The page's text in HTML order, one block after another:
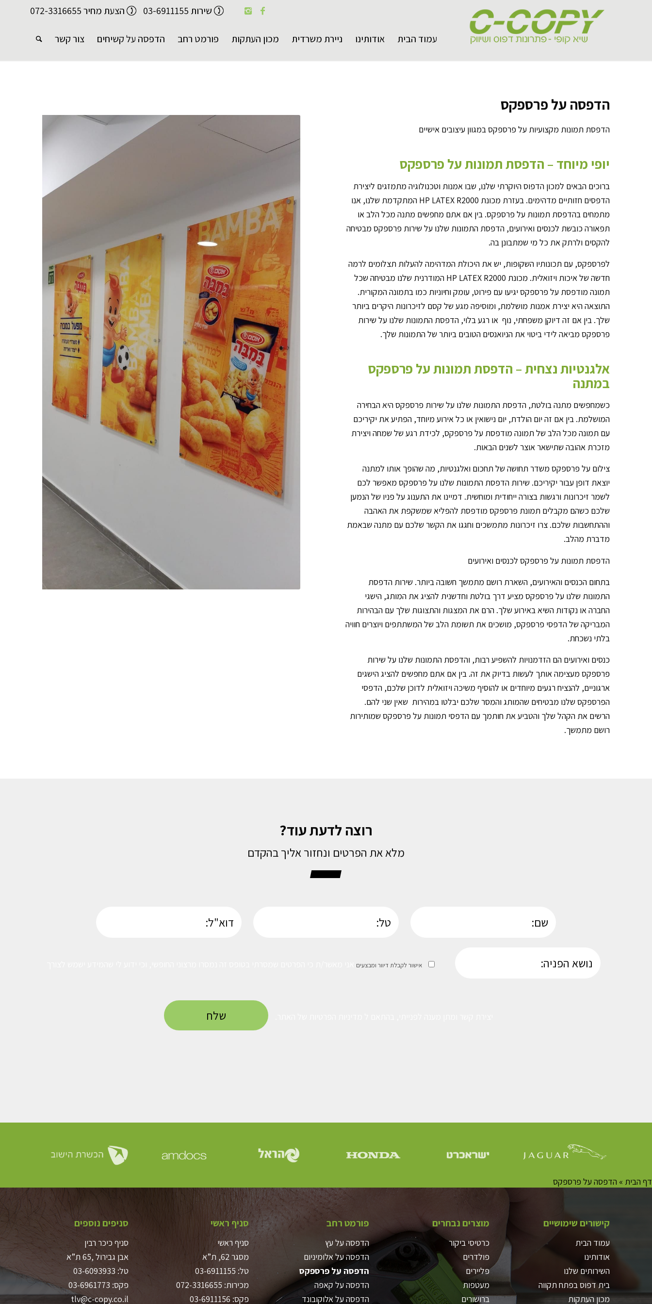
שירות 03-6911155 הצעת מחיר 072-3316655
עמוד הבית אודותינו ניירת משרדית מכון העתקות פורמט רחב הדפסה על קשיחים צור קשר
הדפסה על פרספקס
הדפסת תמונות מקצועיות על פרספקס במגוון עיצובים אישיים
יופי מיוחד – הדפסת תמונות על פרספקס
ברוכים הבאים למכון הדפוס היוקרתי שלנו, שבו אמנות וטכנולוגיה מתמזגים ליצירת
הדפסים חזותיים מדהימים. בעזרת מכונת HP LATEX R2000 המתקדמת שלנו, אנו
מתמחים בהדפסת תמונות על פרספקס. בין אם אתם מחפשים מתנה מכל הלב או
תפאורה כובשת לכנסים ואירועים, הדפסת התמונות שלנו על שירות פרספקס מבטיחה
להקסים ולרתק את כל מי שמתבונן בה.
לפרספקס, עם תכונותיו השקופות, יש את היכולת המדהימה להעלות תצלומים לרמה
חדשה של איכות ויזואלית. מכונת HP LATEX R2000 המודרנית שלנו מבטיחה שכל
תמונה מודפסת על פרספקס יגיעו עם פירוט, עומק וחיוניות כמו בתמונה המקורית.
התוצאה היא יצירת אמנות מושלמת, ומוסיפה מגע של קסם לזיכרונות היקרים ביותר
שלך. בין אם זה דיוקן משפחתי, נוף או רגע בלוי, הדפסת התמונות שלנו על שירות
פרספקס מביאה לידי ביטוי את הניואנסים הטובים ביותר של התמונות שלך.
אלגנטיות נצחית – הדפסת תמונות על פרספקס
במתנה
כשמחפשים מתנה בולטת, הדפסת התמונות שלנו על שירות פרספקס היא הבחירה
המושלמת. בין אם זה יום הולדת, יום נישואין או כל אירוע מיוחד, הפתיע את יקיריכם
עם תמונה מכל הלב של תמונה מודפסת על פרספקס, לכידת רגע של שמחה ויצירת
מזכרת אהובה שתישאר אוצר לשנים הבאות.
צילום על פרספקס משדר תחושה של תחכום ואלגנטיות, מה שהופך אותו למתנה
יוצאת דופן עבור יקיריכם. שירות הדפסת התמונות שלנו על פרספקס מאפשר לכם
לשמר זיכרונות ורגשות בצורה ייחודית ומוחשית. דמיינו את התענוג על פניו של הנמען
שלכם כשהם מקבלים תמונת פרספקס מודפסת להפליא שמשקפת את האהבה
וההתחשבות שלכם. צרו זיכרונות מתמשכים וחגגו את הקשר שלכם עם מתנה שבאמת
מדברת מהלב.
הדפסת תמונות על פרספקס לכנסים ואירועים
בתחום הכנסים והאירועים, השארת רושם מתמשך חשובה ביותר. שירות הדפסת
התמונות שלנו על פרספקס מציע דרך בולטת וחדשנית להציג את המותג, הישגי
החברה או נקודות השיא באירוע שלך. הרם את המצגות והתצוגות שלך עם הבהירות
המבריקה של הדפסי פרספקס, מושכים את תשומת הלב של המשתתפים ויוצרים חוויה
בלתי נשכחת.
כנסים ואירועים הם הזדמנויות להשפיע רבות, והדפסת התמונות שלנו על שירות
פרספקס מעצימה אותך לעשות בדיוק את זה. בין אם אתם מחפשים להציג הישגים
ארגוניים, להנציח רגעים מיוחדים או להוסיף משיכה ויזואלית לדוכן שלכם, הדפסי
הפרספקס שלנו מבטיחים שהמותג והמסר שלכם יבלטו במהירות שאין שני להם.
הרשים את הקהל שלך והטביע את חותמך עם הדפסי תמונות על פרספקס שמותירות
רושם מתמשך.
רוצה לדעת עוד?
מלא את הפרטים ונחזור אליך בהקדם
אישור לקבלת דיוור ומבצעים
דף הבית » הדפסה על פרספקס
סניפים נוספים
סניף כיכר רבין
אבן גבירול ,65 ת”א
טל:03-6093933
פקס: 03-6961773
tlv@c-copy.co.il
סניף ראשי
סניף ראשי
מסגר 62, ת”א
טל: 03-6911155
מכירות: 072-3316655
פקס: 03-6911156
פורמט רחב
הדפסה על עץ
הדפסה על אלומיניום
הדפסה על פרספקס
הדפסה על קאפה
הדפסה על אלוקובונד
מוצרים נבחרים
כרטיסי ביקור
פולדרים
פליירים
מעטפות
ברושורים
קישורים שימושיים
עמוד הבית
אודותינו
השירותים שלנו
בית דפוס בפתח תקווה
מכון העתקות